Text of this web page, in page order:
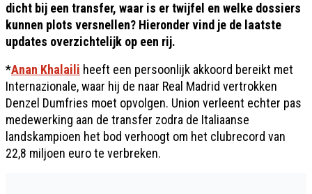
dicht bij een transfer, waar is er twijfel en welke dossiers
kunnen plots versnellen? Hieronder vind je de laatste
updates overzichtelijk op een rij.
*Anan Khalaili heeft een persoonlijk akkoord bereikt met
Internazionale, waar hij de naar Real Madrid vertrokken
Denzel Dumfries moet opvolgen. Union verleent echter pas
medewerking aan de transfer zodra de Italiaanse
landskampioen het bod verhoogt om het clubrecord van
22,8 miljoen euro te verbreken.